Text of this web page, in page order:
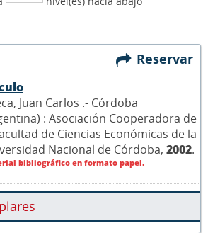
Reservar
Juan Carlos .- Córdoba
: Asociación Cooperadora de
de Ciencias Económicas de la
Nacional de Córdoba, 2002.
bibliográfico en formato papel.